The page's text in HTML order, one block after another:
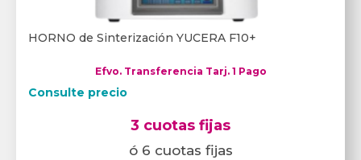
HORNO de Sinterización YUCERA F10+
Efvo. Transferencia Tarj. 1 Pago
Consulte precio
3 cuotas fijas
ó 6 cuotas fijas